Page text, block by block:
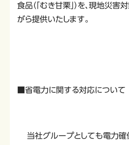
食品（「むき甘栗」）を、現地災
がら提供いたします。
■省電力に関する対応について
当社グループとしても電力確